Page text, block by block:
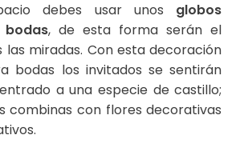
debes usar unos globos
, de esta forma serán el
miradas. Con esta decoración
bodas los invitados se sentirán
a una especie de castillo;
combinas con flores decorativas